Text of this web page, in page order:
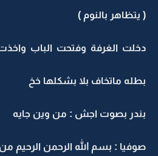
( يتظاهر بالنوم )
دخلت الغرفة وفتحت الباب
بطله ماتخاف بلا بشكلها خخ
بندر بصوت اجش : من وين جايه
صوفيا : بسم الله الرحمن الرحيم